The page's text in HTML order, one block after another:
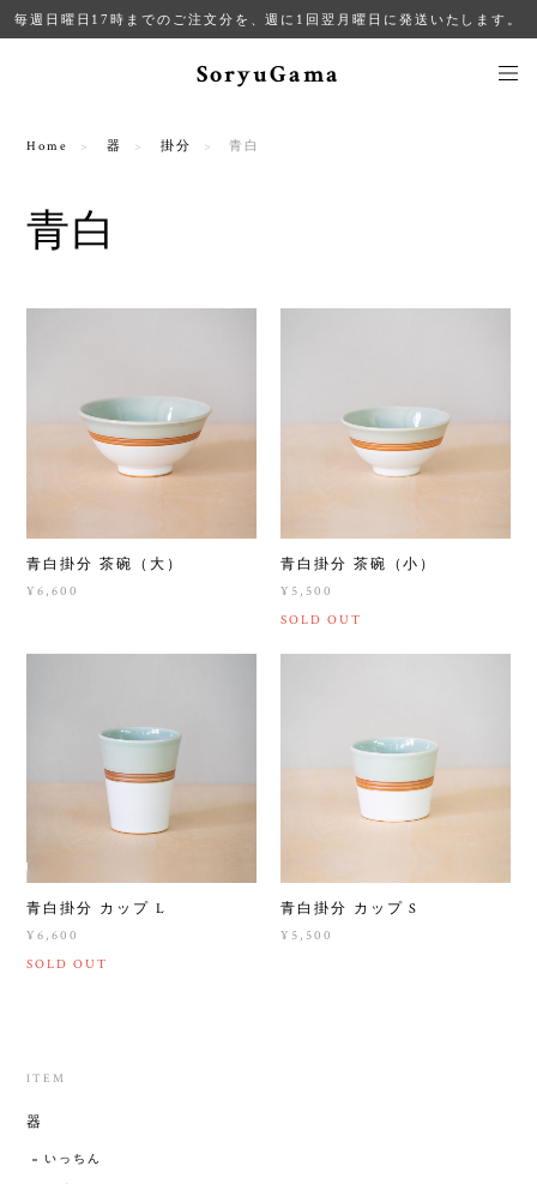
毎週日曜日17時までのご注文分を、週に1回翌月曜日に発送いたします。
SoryuGama
Home 器 掛分 青白
青白
青白掛分 茶碗（大）
¥6,600
青白掛分 茶碗（小）
¥5,500
SOLD OUT
青白掛分 カップ L
¥6,600
SOLD OUT
青白掛分 カップ S
¥5,500
ITEM
器
いっちん